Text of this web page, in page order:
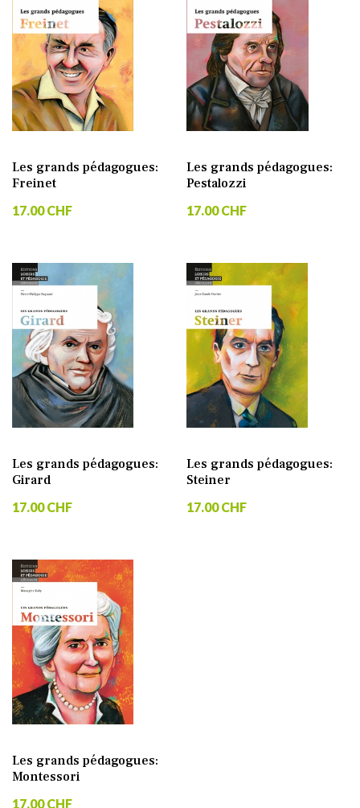
Les grands pédagogues:
Freinet
17.00 CHF
Les grands pédagogues:
Pestalozzi
17.00 CHF
Les grands pédagogues:
Girard
17.00 CHF
Les grands pédagogues:
Steiner
17.00 CHF
Les grands pédagogues:
Montessori
17.00 CHF